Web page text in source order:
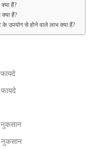
हैं?
हैं?
उपयोग से होने वाले लाभ क्या हैं?
नुकसान
नुकसान